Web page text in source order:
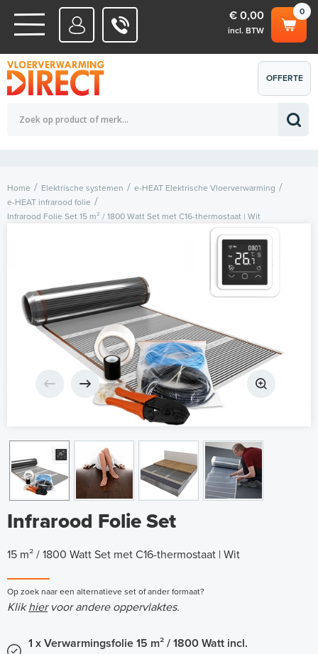
WATERSYSTEMEN
ELEKTRISCHE SYSTEMEN
0
€ 0,00
incl. BTW
Totaalbedrag (incl. BTW) € 0,00
OFFERTE
AANVRAGEN
Home Elektrische systemen
e-HEAT Elektrische Vloerverwarming
e-HEAT infrarood folie
Infrarood Folie Set 15 m² / 1800 Watt Set met C16-thermostaat | Wit
Infrarood Folie Set
15 m² / 1800 Watt Set met C16-thermostaat | Wit
Op zoek naar een alternatieve set of ander formaat?
Klikhiervoor andere oppervlaktes.
1 x Verwarmingsfolie 15 m² / 1800 Watt incl.